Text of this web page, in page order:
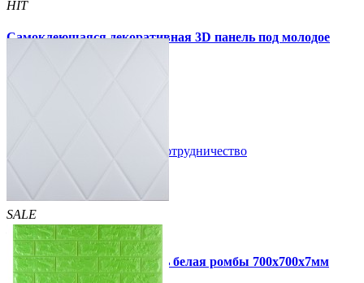
HIT
Самоклеющаяся декоративная 3D панель под молодое
Сотрудничество
SALE
HIT
Самоклеющаяся 3D панель белая ромбы 700x700x7мм